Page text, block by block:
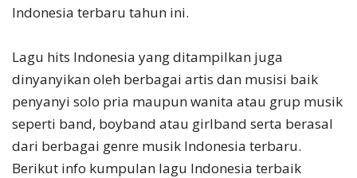
Indonesia terbaru tahun ini.
Lagu hits Indonesia yang ditampilkan juga
dinyanyikan oleh berbagai artis dan musisi baik
penyanyi solo pria maupun wanita atau grup musik
seperti band, boyband atau girlband serta berasal
dari berbagai genre musik Indonesia terbaru.
Berikut info kumpulan lagu Indonesia terbaik